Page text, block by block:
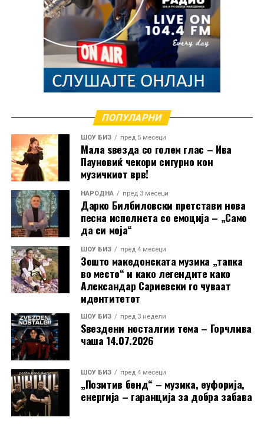
ПОПУЛАРНИ
ШОУ БИЗ пред 5 месеци
Мала ѕвезда со голем глас – Ива
Пауновиќ чекори сигурно кон
музичкиот врв!
НАРОДНА пред 3 месеци
Дарко Билбиловски претстави нова
песна исполнета со емоција – „Само
да си моја“
ШОУ БИЗ пред 4 месеци
Зошто македонската музика „тапка
во место“ и како легендите како
Александар Сариевски го чуваат
идентитетот
ШОУ БИЗ пред 3 недели
Ѕвездени носталгии тема – Горчлива
чаша 14.07.2026
ШОУ БИЗ пред 4 месеци
„Позитив бенд“ – музика, еуфорија,
енергија – гаранција за добра забава